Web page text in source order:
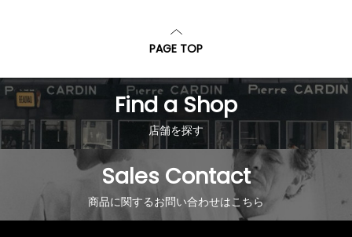
PAGE TOP
Find a Shop
店舗を探す
Sales Contact
商品に関するお問い合わせはこちら